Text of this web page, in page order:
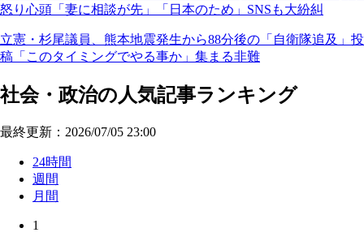
怒り心頭「妻に相談が先」「日本のため」SNSも大紛糾
立憲・杉尾議員、熊本地震発生から88分後の「自衛隊追及」投
稿「このタイミングでやる事か」集まる非難
社会・政治の人気記事ランキング
最終更新：2026/07/05 23:00
24時間
週間
月間
1